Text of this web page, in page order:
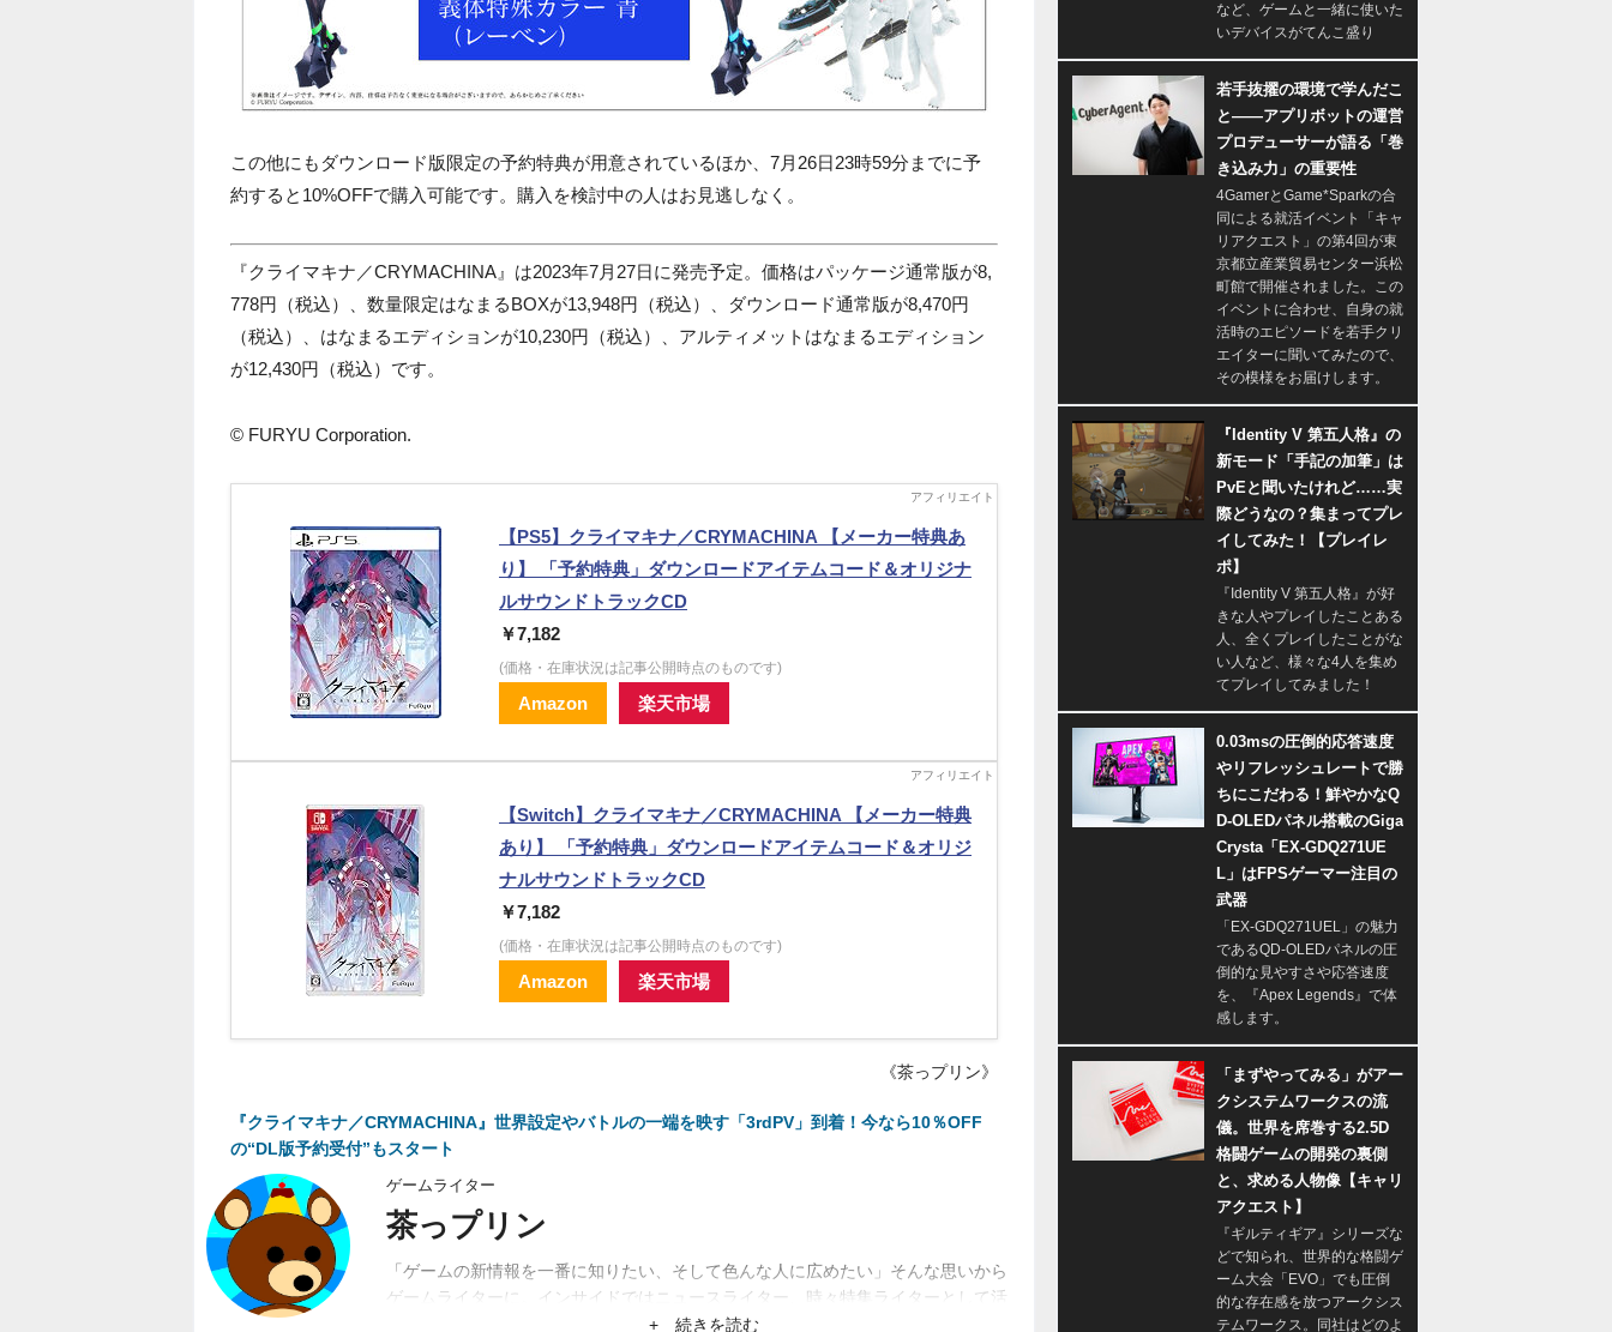
この他にもダウンロード版限定の予約特典が用意されているほか、7月26日23時59分までに予
約すると10%OFFで購入可能です。購入を検討中の人はお見逃しなく。
『クライマキナ／CRYMACHINA』は2023年7月27日に発売予定。価格はパッケージ通常版が8,
778円（税込）、数量限定はなまるBOXが13,948円（税込）、ダウンロード通常版が8,470円
（税込）、はなまるエディションが10,230円（税込）、アルティメットはなまるエディション
が12,430円（税込）です。
© FURYU Corporation.
【PS5】クライマキナ／CRYMACHINA 【メーカー特典あ
り】 「予約特典」ダウンロードアイテムコード＆オリジナ
ルサウンドトラックCD
￥7,182
(価格・在庫状況は記事公開時点のものです)
Amazon 楽天市場
【Switch】クライマキナ／CRYMACHINA 【メーカー特典
あり】 「予約特典」ダウンロードアイテムコード＆オリジ
ナルサウンドトラックCD
￥7,182
(価格・在庫状況は記事公開時点のものです)
Amazon 楽天市場
《茶っプリン》
『クライマキナ／CRYMACHINA』世界設定やバトルの一端を映す「3rdPV」到着！今なら10％OFF
の“DL版予約受付”もスタート
ゲームライター
茶っプリン
「ゲームの新情報を一番に知りたい、そして色んな人に広めたい」そんな思いから
ゲームライターに。インサイドではニュースライター、時々特集ライターとして活
動。関係者、ユーザーから生まれるネットブームにも興味あり。
+ 続きを読む
など、ゲームと一緒に使いた
いデバイスがてんこ盛り
若手抜擢の環境で学んだこ
と――アプリボットの運営
プロデューサーが語る「巻
き込み力」の重要性
4GamerとGame*Sparkの合
同による就活イベント「キャ
リアクエスト」の第4回が東
京都立産業貿易センター浜松
町館で開催されました。この
イベントに合わせ、自身の就
活時のエピソードを若手クリ
エイターに聞いてみたので、
その模様をお届けします。
『Identity V 第五人格』の
新モード「手記の加筆」は
PvEと聞いたけれど……実
際どうなの？集まってプレ
イしてみた！【プレイレ
ポ】
『Identity V 第五人格』が好
きな人やプレイしたことある
人、全くプレイしたことがな
い人など、様々な4人を集め
てプレイしてみました！
0.03msの圧倒的応答速度
やリフレッシュレートで勝
ちにこだわる！鮮やかなQ
D-OLEDパネル搭載のGiga
Crysta「EX-GDQ271UE
L」はFPSゲーマー注目の
武器
「EX-GDQ271UEL」の魅力
であるQD-OLEDパネルの圧
倒的な見やすさや応答速度
を、『Apex Legends』で体
感します。
「まずやってみる」がアー
クシステムワークスの流
儀。世界を席巻する2.5D
格闘ゲームの開発の裏側
と、求める人物像【キャリ
アクエスト】
『ギルティギア』シリーズな
どで知られ、世界的な格闘ゲ
ーム大会「EVO」でも圧倒
的な存在感を放つアークシス
テムワークス。同社はどのよ